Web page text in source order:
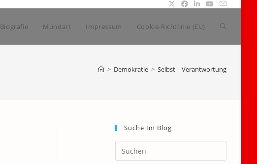
Biografie Mundart Impressum Cookie-Richtlinie (EU) Website-
> Demokratie > Selbst – Verantwortung
Suche Im Blog
Escape